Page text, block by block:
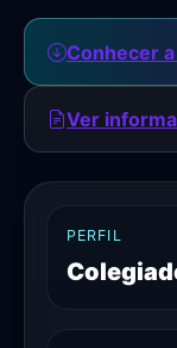
Conhecer
Ver
PERFIL